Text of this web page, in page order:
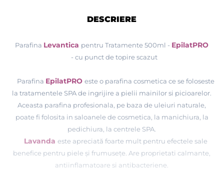
DESCRIERE
Parafina Levantica pentru Tratamente 500ml - EpilatPRO
- cu punct de topire scazut
Parafina EpilatPRO este o parafina cosmetica ce se foloseste
la tratamentele SPA de ingrijire a pielii mainilor si picioarelor.
Aceasta parafina profesionala, pe baza de uleiuri naturale,
poate fi folosita in saloanele de cosmetica, la manichiura, la
pedichiura, la centrele SPA.
Lavanda este apreciată foarte mult pentru efectele sale
benefice pentru piele și frumusețe. Are proprietati calmante,
antiinflamatoare si antibacteriene.